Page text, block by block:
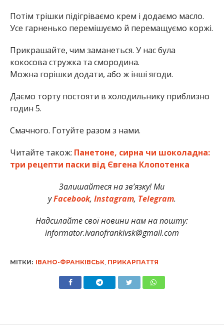
Потім трішки підігріваємо крем і додаємо масло.
Усе гарненько перемішуємо й перемащуємо коржі.
Прикрашайте, чим заманеться. У нас була
кокосова стружка та смородина.
Можна горішки додати, або ж інші ягоди.
Даємо торту постояти в холодильнику приблизно
годин 5.
Смачного. Готуйте разом з нами.
Читайте також: Панетоне, сирна чи шоколадна:
три рецепти паски від Євгена Клопотенка
Залишайтеся на зв’язку! Ми
уFacebook, Instagram, Telegram.
Надсилайте свої новини нам на пошту:
informator.ivanofrankivsk@gmail.com
МІТКИ: ІВАНО-ФРАНКІВСЬК, ПРИКАРПАТТЯ